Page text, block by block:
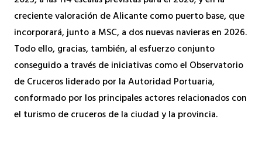
creciente valoración de Alicante como puerto base, que
incorporará, junto a MSC, a dos nuevas navieras en 2026.
Todo ello, gracias, también, al esfuerzo conjunto
conseguido a través de iniciativas como el Observatorio
de Cruceros liderado por la Autoridad Portuaria,
conformado por los principales actores relacionados con
el turismo de cruceros de la ciudad y la provincia.